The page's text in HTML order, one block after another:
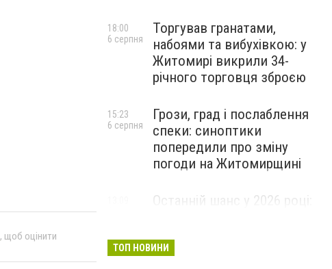
, щоб оцінити
Торгував гранатами,
набоями та вибухівкою: у
Житомирі викрили 34-
річного торговця зброєю
18:00
6 серпня
Грози, град і послаблення
спеки: синоптики
попередили про зміну
погоди на Житомирщині
15:23
6 серпня
Останній шанс у 2026 році:
майбутніх водійок автобусів
ТОП НОВИНИ